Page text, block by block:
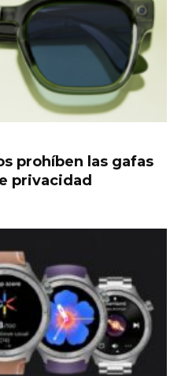
prohíben las gafas
privacidad